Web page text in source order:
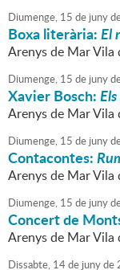
Diumenge, 15 de juny
Boxa literària:El
Arenys de Mar Vila
Diumenge, 15 de juny
Xavier Bosch:
Arenys de Mar Vila
Diumenge, 15 de juny
Contacontes:
Arenys de Mar Vila
Diumenge, 15 de juny
Concert de
Arenys de Mar Vila
Dissabte, 14de junyde